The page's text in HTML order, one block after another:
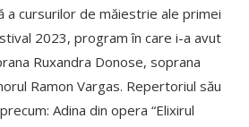
a cursurilor de măiestrie ale primei
2023, program în care i-a avut
Ruxandra Donose, soprana
Ramon Vargas. Repertoriul său
Adina din opera “Elixirul